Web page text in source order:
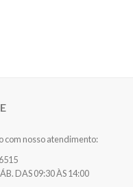
com nosso atendimento:
DAS 09:30 ÀS 14:00